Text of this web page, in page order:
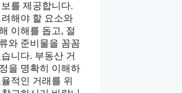
를 제공합니다.
해야 할 요소와
이해를 돕고, 절
와 준비물을 꼼꼼
니다. 부동산 거
을 명확히 이해하
적인 거래를 위